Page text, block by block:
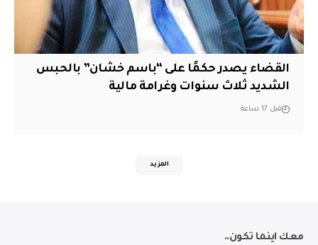
القضاء يصدر حكمًا على “باسم خشان” بالحبس
الشديد ثلاث سنوات وغرامة مالية
قبل 17 ساعة
المزيد
معك اينما تكون..